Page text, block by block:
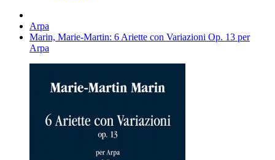
Arpa
Marin, Marie-Martin: 6 Ariette con Variazioni Op. 13 per
Arpa